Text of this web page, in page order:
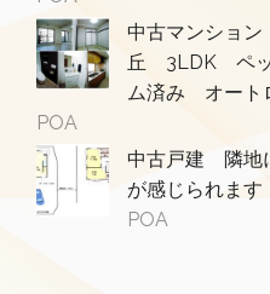
中古マンショ
丘 3LDK ペッ
ム済み オート
POA
中古戸建 隣地
が感じられま
POA